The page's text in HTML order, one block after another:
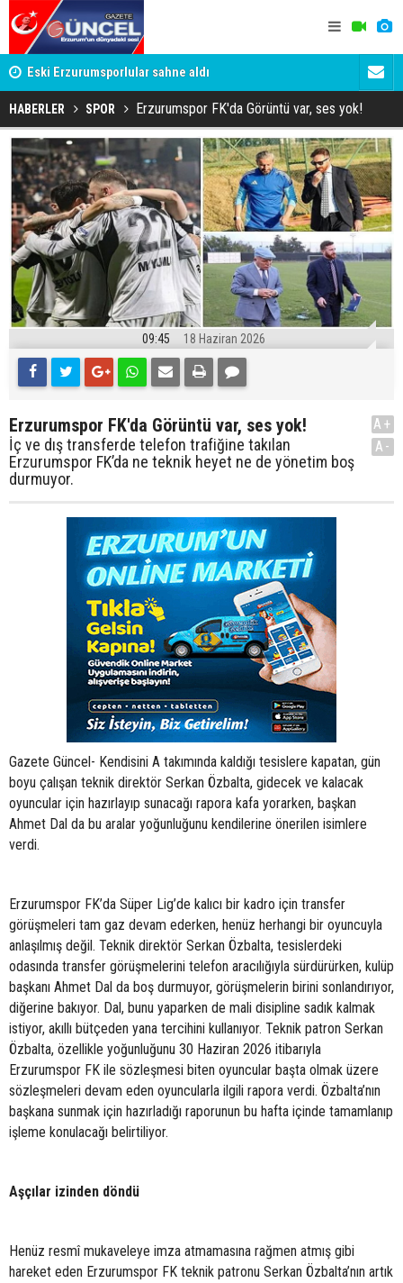
Eski Erzurumsporlular sahne aldı
HABERLER SPOR Erzurumspor FK'da Görüntü var, ses yok!
09:45 18 Haziran 2026
Erzurumspor FK'da Görüntü var, ses yok!
İç ve dış transferde telefon trafiğine takılan
Erzurumspor FK’da ne teknik heyet ne de yönetim boş
durmuyor.
A+
A-
Gazete Güncel- Kendisini A takımında kaldığı tesislere kapatan, gün
boyu çalışan teknik direktör Serkan Özbalta, gidecek ve kalacak
oyuncular için hazırlayıp sunacağı rapora kafa yorarken, başkan
Ahmet Dal da bu aralar yoğunluğunu kendilerine önerilen isimlere
verdi.
Erzurumspor FK’da Süper Lig’de kalıcı bir kadro için transfer
görüşmeleri tam gaz devam ederken, henüz herhangi bir oyuncuyla
anlaşılmış değil. Teknik direktör Serkan Özbalta, tesislerdeki
odasında transfer görüşmelerini telefon aracılığıyla sürdürürken, kulüp
başkanı Ahmet Dal da boş durmuyor, görüşmelerin birini sonlandırıyor,
diğerine bakıyor. Dal, bunu yaparken de mali disipline sadık kalmak
istiyor, akıllı bütçeden yana tercihini kullanıyor. Teknik patron Serkan
Özbalta, özellikle yoğunluğunu 30 Haziran 2026 itibarıyla
Erzurumspor FK ile sözleşmesi biten oyuncular başta olmak üzere
sözleşmeleri devam eden oyuncularla ilgili rapora verdi. Özbalta’nın
başkana sunmak için hazırladığı raporunun bu hafta içinde tamamlanıp
işleme konulacağı belirtiliyor.
Aşçılar izinden döndü
Henüz resmî mukaveleye imza atmamasına rağmen atmış gibi
hareket eden Erzurumspor FK teknik patronu Serkan Özbalta’nın artık